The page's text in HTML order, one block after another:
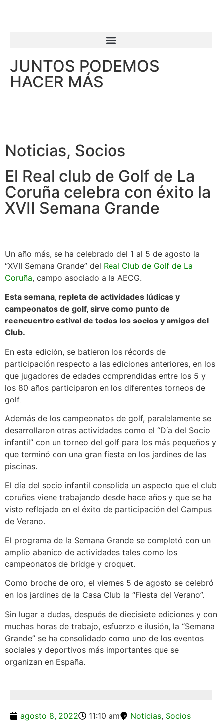
JUNTOS PODEMOS
HACER MÁS
Noticias, Socios
El Real club de Golf de La
Coruña celebra con éxito la
XVII Semana Grande
Un año más, se ha celebrado del 1 al 5 de agosto la
“XVII Semana Grande” del Real Club de Golf de La
Coruña, campo asociado a la AECG.
Esta semana, repleta de actividades lúdicas y
campeonatos de golf, sirve como punto de
reencuentro estival de todos los socios y amigos del
Club.
En esta edición, se batieron los récords de
participación respecto a las ediciones anteriores, en los
que jugadores de edades comprendidas entre los 5 y
los 80 años participaron en los diferentes torneos de
golf.
Además de los campeonatos de golf, paralelamente se
desarrollaron otras actividades como el “Día del Socio
infantil” con un torneo del golf para los más pequeños y
que terminó con una gran fiesta en los jardines de las
piscinas.
El día del socio infantil consolida un aspecto que el club
coruñes viene trabajando desde hace años y que se ha
visto reflejado en el éxito de participación del Campus
de Verano.
El programa de la Semana Grande se completó con un
amplio abanico de actividades tales como los
campeonatos de bridge y croquet.
Como broche de oro, el viernes 5 de agosto se celebró
en los jardines de la Casa Club la “Fiesta del Verano”.
Sin lugar a dudas, después de diecisiete ediciones y con
muchas horas de trabajo, esfuerzo e ilusión, la “Semana
Grande” se ha consolidado como uno de los eventos
sociales y deportivos más importantes que se
organizan en España.
agosto 8, 2022 11:10 am Noticias, Socios